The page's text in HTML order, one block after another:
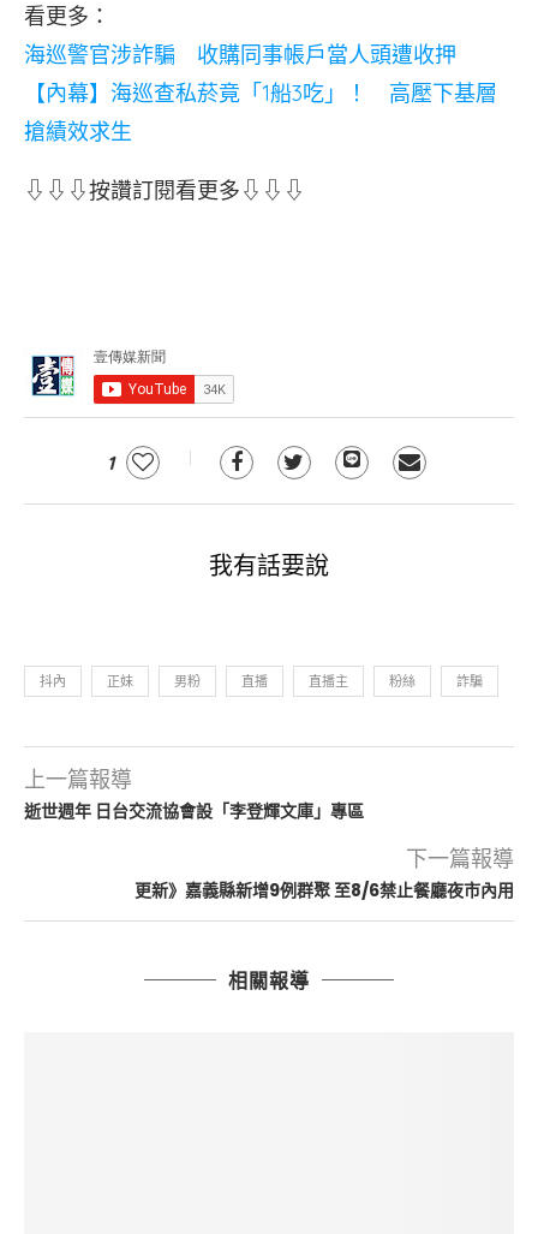
看更多：
海巡警官涉詐騙 收購同事帳戶當人頭遭收押
【內幕】海巡查私菸竟「1船3吃」！ 高壓下基層
搶績效求生
⇩⇩⇩按讚訂閱看更多⇩⇩⇩
1
我有話要說
抖內 正妹 男粉 直播 直播主 粉絲 詐騙
上一篇報導
逝世週年 日台交流協會設「李登輝文庫」專區
下一篇報導
更新》嘉義縣新增9例群聚 至8/6禁止餐廳夜市內用
相關報導